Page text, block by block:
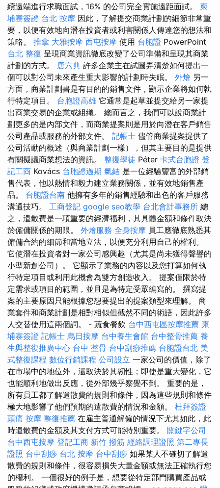
續遠端進行求職面試，16% 的公司完全實施遠距面試。 柬
埔寨簽證 台北 按摩 因此，了解提交商業計劃的細節非常重
要，以便有效地向潛在投資者或利害關係人傳達您的想法和
策略。 推拿 大雅按摩 西屯按摩 使用 台胞證 PowerPoint
台北 整復 呈現商業資訊徹底改變了公司準備和呈現其商業
計劃的方式。 唐六典 許多企業主在試圖弄清楚如何提出一
個可以對公司未來產生重大影響的計劃時失眠。 外燴 另一
方面，商業計劃書是有目的的銷售文件，顯示企業將如何執
行特定項目。 台胞證高雄 它通常是起草並提交給另一家提
出商業交易的企業或組織。 總而言之，我們可以說商業計
劃更多的是內部文件，而商業提案則是用於向潛在客戶銷售
公司產品或服務的外部文件。 記帳士 儘管商業提案提供了
公司活動的概述（與商業計劃一樣），但其主要目的是提供
有關擬議商業想法的資訊。 整復學徒 Péter 卡式台胞證 登
記工商 Kovács 台胞證過期 氣結 是一位經驗豐富的外部銷
售代表，他以熱情和毅力建立業務關係，並有效地銷售產
品。 台胞證台南 他擁有多年的銷售經驗和出色的客戶服務
溝通技巧。 工商登記 google seo教學 台北會計事務所 總
之，遣散費是一項重要的經濟福利，其具體金額和條件取決
於僱傭關係的期限。 外燴服務 全身按摩 員工應徹底熟悉其
僱傭合約的細節和當地立法，以便充分利用自己的權利。
它使潛在投資者對一家公司感興趣（尤其是尚未獲得聲譽的
小型新創公司）。 它顯示了業務的內容以及您打算如何執
行特定項目或利用此機會為雙方創造收入。 提案僅限於特
定需求或項目的範圍，並且是為特定受眾編寫的。 撰寫提
案的主要原因只能根據您想要提出的提案類型來理解。 商
業套件和商業計劃是相對相似但截然不同的術語，因此許多
人交替使用這兩個詞。 - 蔬食餐飲 台中西屯區按摩推薦 柬
埔寨簽證 記帳士 烏日按摩 台中養生會館 台中整骨推薦 養
生與整復推廣中心 台中 整骨 台中刮痧推薦 台胞證台北 美
式整復課程 數位行銷課程 公司設立 一家公司的價值，除了
在市場中的地位外，還取決於其韌性；即使是重大變化，它
也能順利地做出反應，從外部幾乎察覺不到。 重要的是，
所有員工都了解遣散費的規則和條件，因為這些規則和條件
極大地影響了他們預期的遣散費的情況和金額。 杜拜簽證
頭痛 按摩 整復推薦 在雇主普通解僱的情況下尤其如此，此
時遣散費的金額及其支付方式可能特別重要。 關鍵字公司
台中西屯按摩 登記工商 新竹 撥筋 經絡調理證照 第二專長
證照 台中刮痧 台北 按摩 台中刮痧 如果某人不確切了解遣
散費的規則和條件，很容易損失大量金額或無法正確執行您
的權利。 一個很好的例子是，想要從特定部門購買產品或